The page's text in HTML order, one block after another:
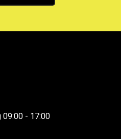
09:00 - 17:00